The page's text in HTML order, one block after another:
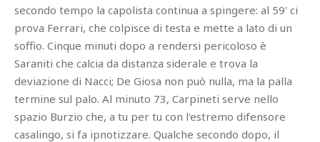
secondo tempo la capolista continua a spingere: al 59' ci
prova Ferrari, che colpisce di testa e mette a lato di un
soffio. Cinque minuti dopo a rendersi pericoloso è
Saraniti che calcia da distanza siderale e trova la
deviazione di Nacci; De Giosa non può nulla, ma la palla
termine sul palo. Al minuto 73, Carpineti serve nello
spazio Burzio che, a tu per tu con l'estremo difensore
casalingo, si fa ipnotizzare. Qualche secondo dopo, il